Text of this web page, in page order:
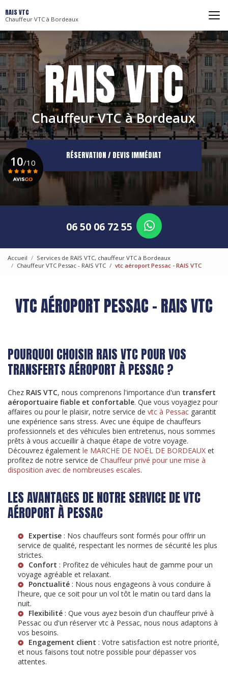
au
contenu
principal
RAIS VTC
Chauffeur VTC à Bordeaux
Chauffeur VTC à Bordeaux
RÉSERVATION / DEVIS IMMÉDIAT
06 50 06 72 55
10/10
Accueil
Services de RAIS VTC, chauffeur VTC à Bordeaux
Chauffeur VTC Pessac - RAIS VTC
vtc aéroport Pessac - RAIS VTC
VTC AÉROPORT PESSAC - RAIS VTC
POURQUOI CHOISIR RAIS VTC POUR VOS
TRANSFERTS AÉROPORT À PESSAC ?
Chez RAIS VTC, nous comprenons l'importance d'un transfert
aéroportuaire fiable et confortable. Que vous voyagiez pour
affaires ou pour le plaisir, notre service de vtc à Pessac garantit
une expérience sans stress. Avec une équipe de chauffeurs
professionnels et des véhicules bien entretenus, nous sommes
prêts à vous accueillir à chaque étape de votre voyage.
Découvrez également le MARCHE DE NOËL DE BORDEAUX et
profitez de notre service de Chauffeur privé pour une mise à
disposition avec de nombreuses escales.
LES AVANTAGES DE NOTRE SERVICE DE VTC
AÉROPORT À PESSAC
Expertise : Nos chauffeurs sont formés pour offrir un
service de qualité, respectant les normes de sécurité les plus
strictes.
Confort : Profitez de véhicules haut de gamme pour un
voyage agréable et relaxant.
Ponctualité : Nous nous engageons à vous conduire à
l'heure, que ce soit pour un vol tôt le matin ou tard dans la
nuit.
Flexibilité : Que vous ayez besoin d'un chauffeur privé à
Pessac ou d'un réserver vtc à Pessac, nous nous adaptons à
vos besoins.
Engagement client : Votre satisfaction est notre priorité,
et nous faisons tout notre possible pour dépasser vos
attentes.